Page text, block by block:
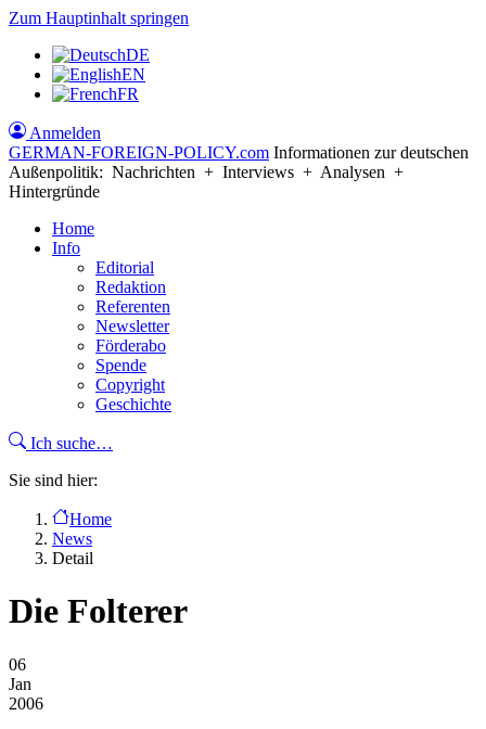
Zum Hauptinhalt springen
DE
EN
FR
Anmelden
GERMAN-FOREIGN-POLICY.com Informationen zur deutschen
Außenpolitik: Nachrichten + Interviews + Analysen +
Hintergründe
Home
Info
Editorial
Redaktion
Referenten
Newsletter
Förderabo
Spende
Copyright
Geschichte
Ich suche…
Sie sind hier:
Home
News
Detail
Die Folterer
06
Jan
2006